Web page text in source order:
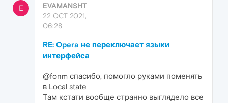
E
EVAMANSHT
22 OCT 2021,
06:28
RE: Opera не переключает языки
интерфейса
@fonm спасибо, помогло руками поменять
в Local state
Там кстати вообще странно выглядело все